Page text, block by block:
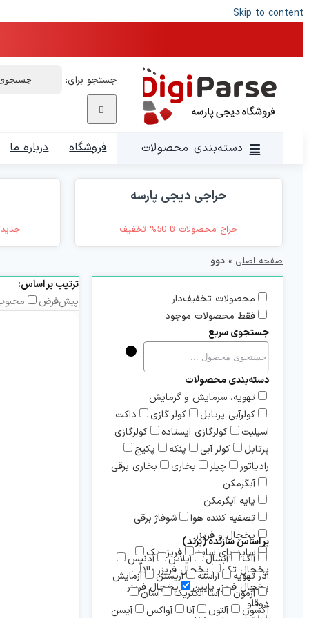
Skip to content
جستجو برای:
دسته‌بندی محصولات فروشگاه درباره ما
حراجی دیجی پارسه
حراج محصولات تا 50% تخفیف
صفحه اصلی » دوو
محصولات تخفیف‌دار
فقط محصولات موجود
جستجوی سریع
دسته‌بندی محصولات
تهویه، سرمایش و گرمایش
کولرآبی پرتابل
کولر گازی
داکت
اسپلیت
کولرگازی ایستاده
کولرگازی
پرتابل
کولر آبی پنکه
پکیج
رادیاتور
چیلر بخاری
بخاری برقی
آبگرمکن
پایه آبگرمکن
تصفیه کننده هوا
شوفاژ برقی
یخچال و فریزر
ساید بای ساید
فریزر تک
یخچال تک
یخچال فریزر بالا
یخچال فریزر پایین
یخچال فریزر
دوقلو
بر اساس سازنده (برند)
آاگ
آبسال آپلاس
آدنیس
آذر تهویه
آراسته آریستن
آزمایش
آزمون
آسا الکتریک
آسان
آکسون
آلتون آنا آواکس
آیسن
ترتیب بر اساس:
پیش‌فرض